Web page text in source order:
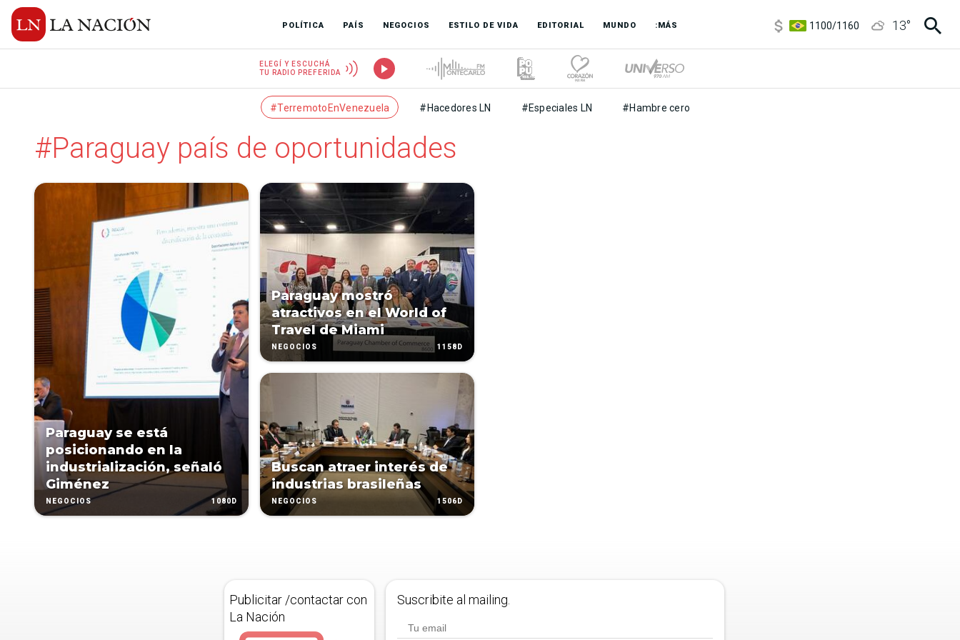
POLÍTICA PAÍS NEGOCIOS ESTILO DE VIDA EDITORIAL MUNDO :MÁS
1100/1160
13°
ELEGÍ Y ESCUCHÁ
TU RADIO PREFERIDA
#TerremotoEnVenezuela #Hacedores LN #Especiales LN #Hambre cero
#Paraguay país de oportunidades
Paraguay se está
posicionando en la
industrialización, señaló
Giménez
NEGOCIOS 1080D
Paraguay mostró
atractivos en el World of
Travel de Miami
NEGOCIOS 1158D
Buscan atraer interés de
industrias brasileñas
NEGOCIOS 1506D
Publicitar /contactar con
La Nación
Suscribite al mailing.